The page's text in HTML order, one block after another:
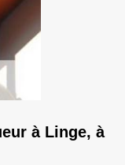
à Linge, à